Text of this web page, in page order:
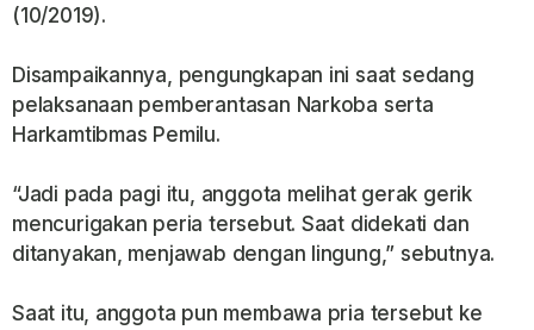
(10/2019).
Disampaikannya, pengungkapan ini saat sedang
pelaksanaan pemberantasan Narkoba serta
Harkamtibmas Pemilu.
“Jadi pada pagi itu, anggota melihat gerak gerik
mencurigakan peria tersebut. Saat didekati dan
ditanyakan, menjawab dengan lingung,” sebutnya.
Saat itu, anggota pun membawa pria tersebut ke